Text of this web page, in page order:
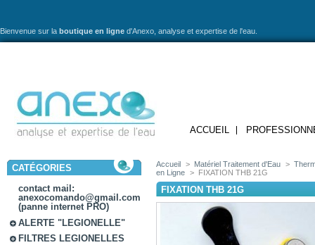
Bienvenue sur la boutique en ligne d'Anexo, analyse et expertise de l'eau.
ACCUEIL
CATÉGORIES
contact mail:
anexocomando@gmail.com
(panne internet PRO)
ALERTE "LEGIONELLE"
FILTRES LEGIONELLES
Accueil > Matériel Traitement d'Eau >
en Ligne > FIXATION THB 21G
FIXATION THB 21G